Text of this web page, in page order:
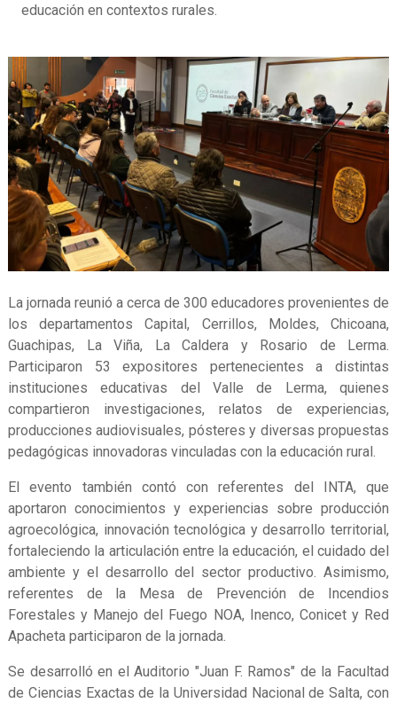
educación en contextos rurales.
La jornada reunió a cerca de 300 educadores provenientes de
los departamentos Capital, Cerrillos, Moldes, Chicoana,
Guachipas, La Viña, La Caldera y Rosario de Lerma.
Participaron 53 expositores pertenecientes a distintas
instituciones educativas del Valle de Lerma, quienes
compartieron investigaciones, relatos de experiencias,
producciones audiovisuales, pósteres y diversas propuestas
pedagógicas innovadoras vinculadas con la educación rural.
El evento también contó con referentes del INTA, que
aportaron conocimientos y experiencias sobre producción
agroecológica, innovación tecnológica y desarrollo territorial,
fortaleciendo la articulación entre la educación, el cuidado del
ambiente y el desarrollo del sector productivo. Asimismo,
referentes de la Mesa de Prevención de Incendios
Forestales y Manejo del Fuego NOA, Inenco, Conicet y Red
Apacheta participaron de la jornada.
Se desarrolló en el Auditorio "Juan F. Ramos" de la Facultad
de Ciencias Exactas de la Universidad Nacional de Salta, con